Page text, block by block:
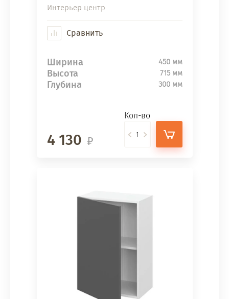
Интерьер центр
Сравнить
Ширина 450 мм
Высота 715 мм
Глубина 300 мм
4 130
Кол-во